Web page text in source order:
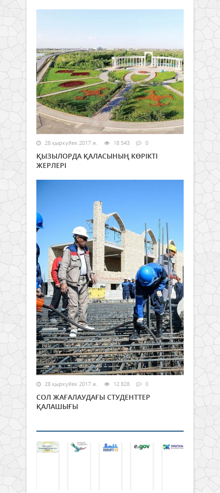
28 қыркүйек 2017 ж. 18 543 0
ҚЫЗЫЛОРДА ҚАЛАСЫНЫҢ КӨРІКТІ
ЖЕРЛЕРІ
28 қыркүйек 2017 ж. 12 828 0
СОЛ ЖАҒАЛАУДАҒЫ СТУДЕНТТЕР
ҚАЛАШЫҒЫ